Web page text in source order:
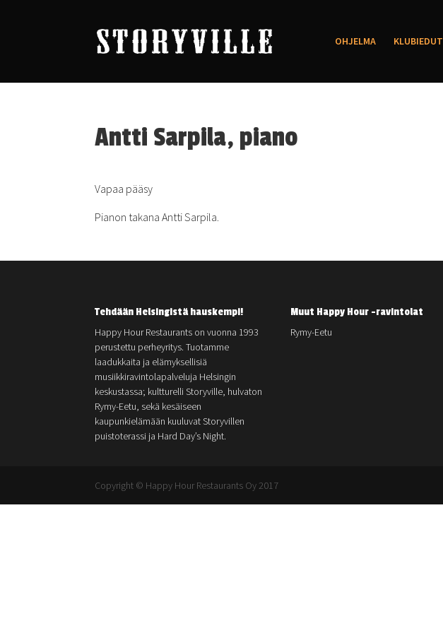
OHJELMA KLUBIEDUT
Antti Sarpila, piano
Vapaa pääsy
Pianon takana Antti Sarpila.
Tehdään Helsingistä hauskempi!
Happy Hour Restaurants on vuonna 1993
perustettu perheyritys. Tuotamme
laadukkaita ja elämyksellisiä
musiikkiravintolapalveluja Helsingin
keskustassa; kultturelli Storyville, hulvaton
Rymy-Eetu, sekä kesäiseen
kaupunkielämään kuuluvat Storyvillen
puistoterassi ja Hard Day’s Night.
Muut Happy Hour -ravintolat
Rymy-Eetu
Copyright © Happy Hour Restaurants Oy 2017